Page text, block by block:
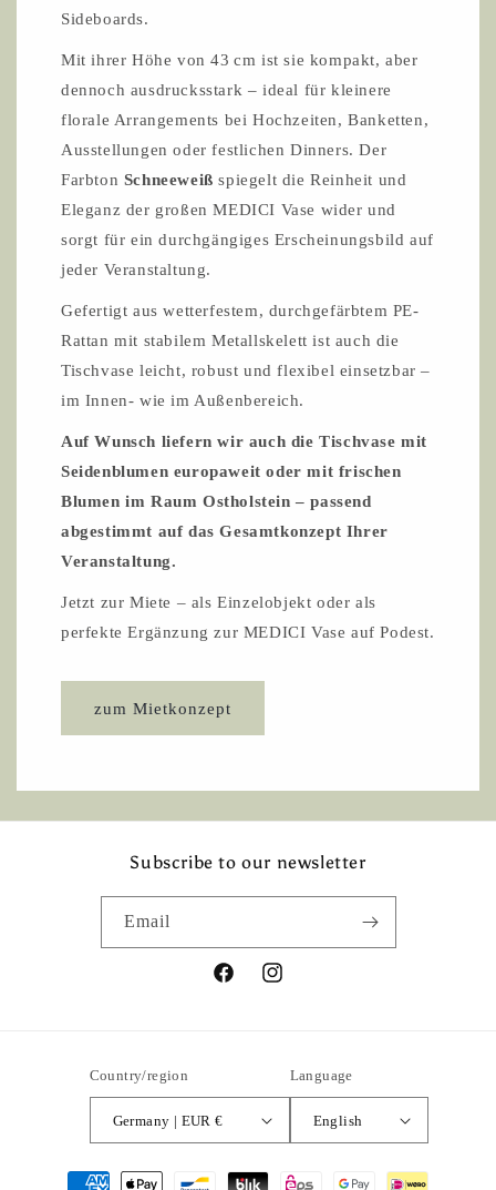
Sideboards.
Mit ihrer Höhe von 43 cm ist sie kompakt, aber
dennoch ausdrucksstark – ideal für kleinere
florale Arrangements bei Hochzeiten, Banketten,
Ausstellungen oder festlichen Dinners. Der
Farbton Schneeweiß spiegelt die Reinheit und
Eleganz der großen MEDICI Vase wider und
sorgt für ein durchgängiges Erscheinungsbild auf
jeder Veranstaltung.
Gefertigt aus wetterfestem, durchgefärbtem PE-
Rattan mit stabilem Metallskelett ist auch die
Tischvase leicht, robust und flexibel einsetzbar –
im Innen- wie im Außenbereich.
Auf Wunsch liefern wir auch die Tischvase mit
Seidenblumen europaweit oder mit frischen
Blumen im Raum Ostholstein – passend
abgestimmt auf das Gesamtkonzept Ihrer
Veranstaltung.
Jetzt zur Miete – als Einzelobjekt oder als
perfekte Ergänzung zur MEDICI Vase auf Podest.
zum Mietkonzept
Subscribe to our newsletter
Email
FacebookInstagram
Country/region
Germany | EUR €
Language
English
Payment